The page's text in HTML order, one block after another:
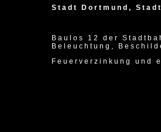
Stadt Dortmund,
Baulos 12 der
Beleuchtung,
Feuerverzinkung und